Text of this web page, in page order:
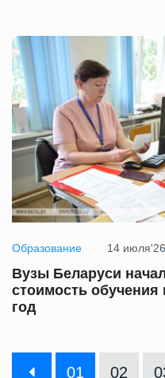
Образование 14 июля'26
Вузы Беларуси
стоимость обучения
год
01 02